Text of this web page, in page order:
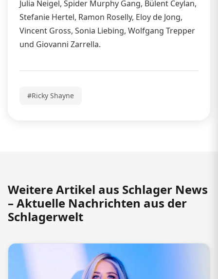
Julia Neigel, Spider Murphy Gang, Bülent Ceylan,
Stefanie Hertel, Ramon Roselly, Eloy de Jong,
Vincent Gross, Sonia Liebing, Wolfgang Trepper
und Giovanni Zarrella.
#Ricky Shayne
Weitere Artikel aus Schlager News
– Aktuelle Nachrichten aus der
Schlagerwelt